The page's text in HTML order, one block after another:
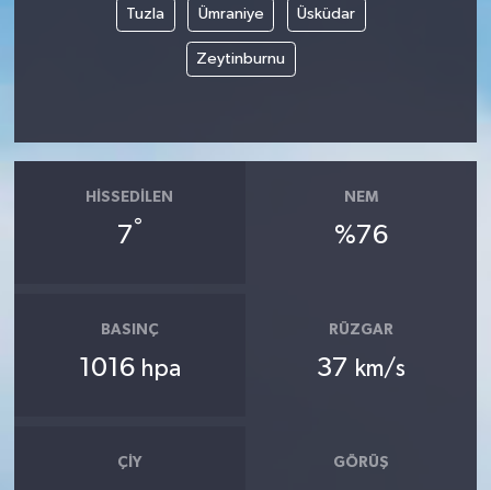
Tuzla Ümraniye Üsküdar
Zeytinburnu
HISSEDILEN
7°
NEM
%76
BASINÇ
1016 hpa
RÜZGAR
37 km/s
ÇIY GÖRÜŞ